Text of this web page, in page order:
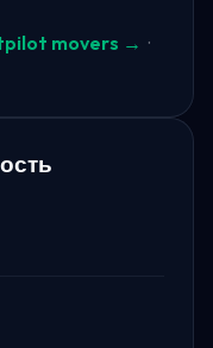
movers → ·